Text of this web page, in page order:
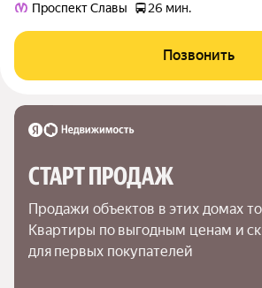
Проспект Славы
26 мин.
Позвонить
СТАРТ ПРОДАЖ
Продажи объектов в этих домах
Квартиры по выгодным ценам и
для первых покупателей